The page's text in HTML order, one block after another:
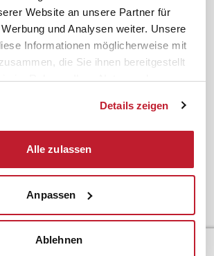
Website an unsere Partner für
und Analysen weiter. Unsere
Informationen möglicherweise mit
die Sie ihnen bereitgestellt
im Rahmen Ihrer Nutzung der
Details zeigen
Alle zulassen
Anpassen
Ablehnen
BR-Wahl
SBV-Wahl
JAV-Wahl
Sicherheit durch geprüfte
Qualität!